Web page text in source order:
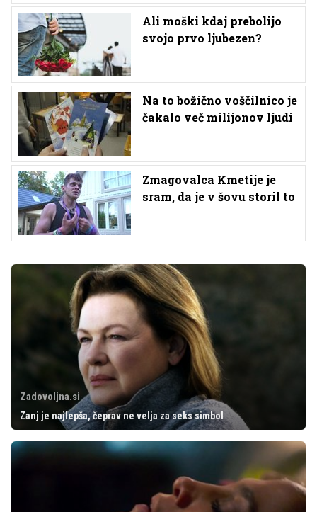
Ali moški kdaj prebolijo
svojo prvo ljubezen?
Na to božično voščilnico je
čakalo več milijonov ljudi
Zmagovalca Kmetije je
sram, da je v šovu storil to
Zadovoljna.si
Zanj je najlepša, čeprav ne velja za seks simbol